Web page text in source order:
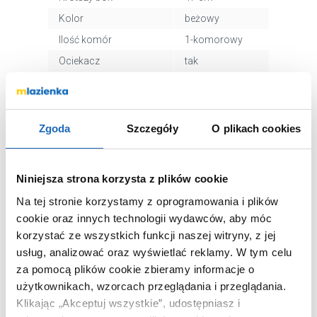
Zgoda Szczegóły O plikach cookies
Niniejsza strona korzysta z plików cookie
Na tej stronie korzystamy z oprogramowania i plików
cookie oraz innych technologii wydawców, aby móc
korzystać ze wszystkich funkcji naszej witryny, z jej
usług, analizować oraz wyświetlać reklamy. W tym celu
za pomocą plików cookie zbieramy informacje o
użytkownikach, wzorcach przeglądania i przeglądania.
Klikając „Akceptuj wszystkie”, udostępniasz i
Kolor
beżowy
Ilość komór
1-komorowy
Ociekacz
tak
Odwracalny
Otwór na baterie
głównej
Kod EAN
5907791164780
Wymiary z
opakowaniem
54 x 26 x 84 cm
Waga z opakowaniem
13,08 kg
Dane producenta
Zobacz